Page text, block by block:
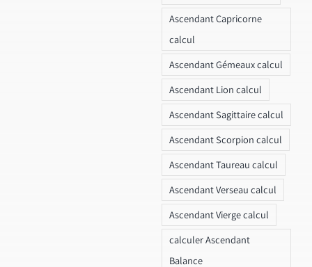
Ascendant Capricorne
calcul
Ascendant Gémeaux calcul
Ascendant Lion calcul
Ascendant Sagittaire calcul
Ascendant Scorpion calcul
Ascendant Taureau calcul
Ascendant Verseau calcul
Ascendant Vierge calcul
calculer Ascendant
Balance